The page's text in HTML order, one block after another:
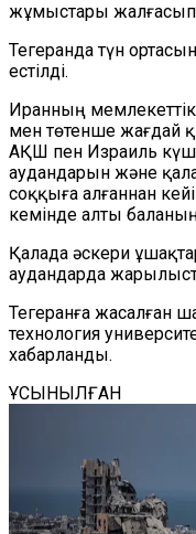
жұмыстары жалғасып
Тегеранда түн
естілді.
Иранның
мен төтенше жағдай
АҚШ пен Израиль
аудандарын және
соққыға алғаннан
кемінде алты
Қалада әскери
аудандарда
Тегеранға жасалған
технология
хабарланды.
ҰСЫНЫЛҒАН